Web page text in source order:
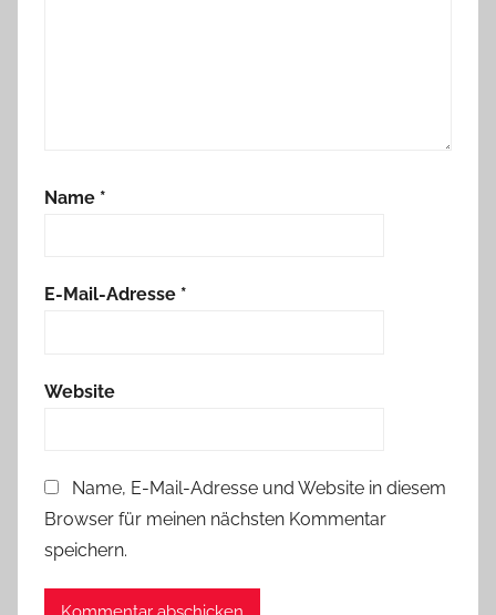
Name *
E-Mail-Adresse *
Website
Name, E-Mail-Adresse und Website in diesem
Browser für meinen nächsten Kommentar
speichern.